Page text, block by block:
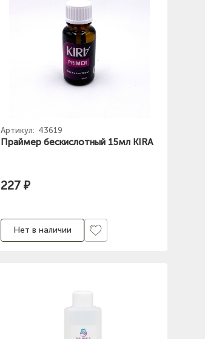
Артикул: 43619
Праймер бескислотный 15мл KIRA
227 ₽
Нет в наличии